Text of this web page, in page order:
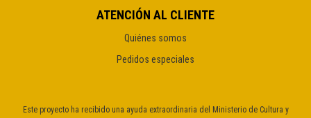
ATENCIÓN AL CLIENTE
Quiénes somos
Pedidos especiales
Este proyecto ha recibido una ayuda extraordinaria del Ministerio de Cultura y